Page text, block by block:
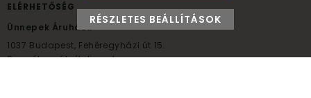
ELÉRHETŐSÉG
Ünnepek Áruháza
1037 Budapest, Fehéregyházi út 15.
Személyes átvételi pont
RÉSZLETES BEÁLLÍTÁSOK